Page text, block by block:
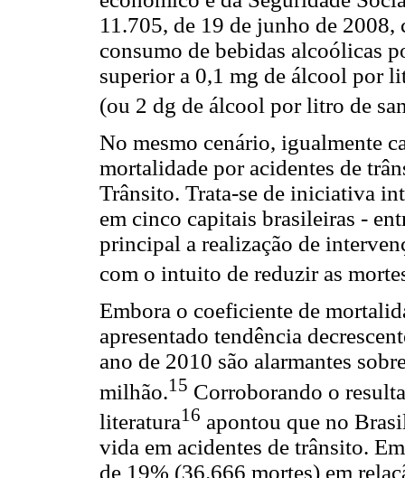
11.705, de 19 de junho de 2008,
consumo de bebidas alcoólicas
superior a 0,1 mg de álcool por
(ou 2 dg de álcool por litro de
No mesmo cenário, igualmente
mortalidade por acidentes de
Trânsito. Trata-se de iniciativa
em cinco capitais brasileiras -
principal a realização de
com o intuito de reduzir as
Embora o coeficiente de
apresentado tendência
ano de 2010 são alarmantes
milhão.15 Corroborando o
literatura16 apontou que no
vida em acidentes de trânsito.
de 19% (36.666 mortes) em